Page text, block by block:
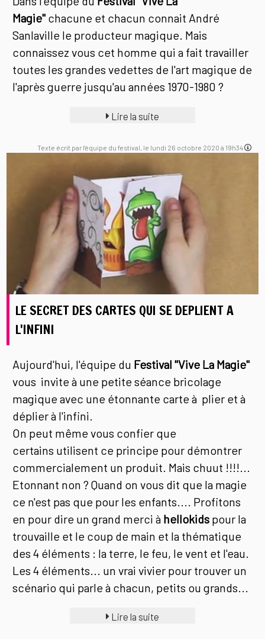
Magie" chacune et chacun connait André
Sanlaville le producteur magique. Mais
connaissez vous cet homme qui a fait travailler
toutes les grandes vedettes de l'art magique de
l'après guerre jusqu'au années 1970-1980 ?
Lire la suite
Texte écrit par l'équipe du festival, le lundi 26 octobre 2020 à 19h34
LE SECRET DES CARTES QUI SE DEPLIENT A
L'INFINI
Aujourd'hui, l'équipe du Festival "Vive La Magie"
vous invite à une petite séance bricolage
magique avec une étonnante carte à plier et à
déplier à l'infini.
On peut même vous confier que
certains utilisent ce principe pour démontrer
commercialement un produit. Mais chuut !!!!...
Etonnant non ? Quand on vous dit que la magie
ce n'est pas que pour les enfants.... Profitons
en pour dire un grand merci à hellokids pour la
trouvaille et le coup de main et la thématique
des 4 éléments : la terre, le feu, le vent et l'eau.
Les 4 éléments... un vrai vivier pour trouver un
scénario qui parle à chacun, petits ou grands...
Lire la suite